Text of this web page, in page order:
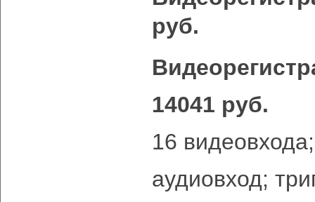
руб.
14041 руб.
16
аудиовход;